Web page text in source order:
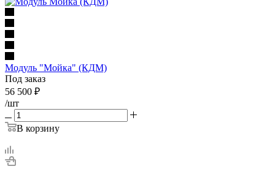
Модуль "Мойка" (КДМ)
Под заказ
56 500 ₽
/шт
В корзину